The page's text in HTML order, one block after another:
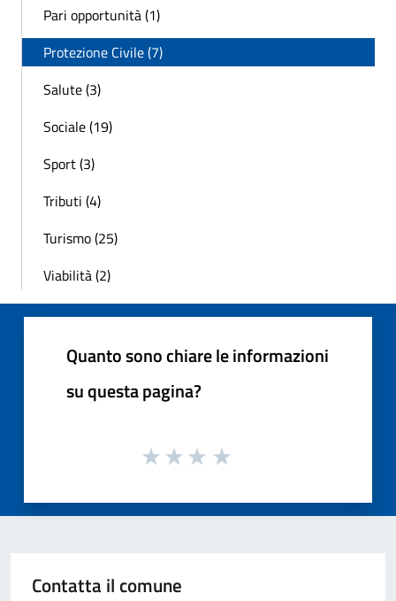
Pari opportunità (1)
Protezione Civile (7)
Salute (3)
Sociale (19)
Sport (3)
Tributi (4)
Turismo (25)
Viabilità (2)
Quanto sono chiare le informazioni
su questa pagina?
Contatta il comune